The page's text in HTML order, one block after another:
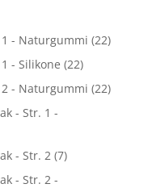
1 - Naturgummi (22)
- Silikone (22)
2 - Naturgummi (22)
- Str. 1 -
- Str. 2 (7)
- Str. 2 -